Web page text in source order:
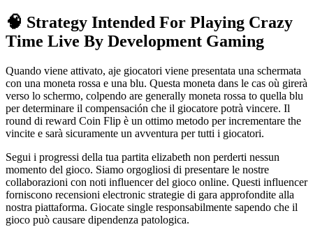
🧠 Strategy Intended For Playing Crazy
Time Live By Development Gaming
Quando viene attivato, aje giocatori viene presentata una schermata
con una moneta rossa e una blu. Questa moneta dans le cas où girerà
verso lo schermo, colpendo are generally moneta rossa to quella blu
per determinare il compensación che il giocatore potrà vincere. Il
round di reward Coin Flip è un ottimo metodo per incrementare the
vincite e sarà sicuramente un avventura per tutti i giocatori.
Segui i progressi della tua partita elizabeth non perderti nessun
momento del gioco. Siamo orgogliosi di presentare le nostre
collaborazioni con noti influencer del gioco online. Questi influencer
forniscono recensioni electronic strategie di gara approfondite alla
nostra piattaforma. Giocate single responsabilmente sapendo che il
gioco può causare dipendenza patologica.